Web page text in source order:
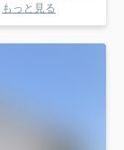
もっと見る